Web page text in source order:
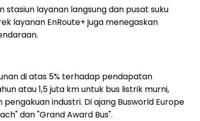
stasiun layanan langsung dan pusat suku
layanan EnRoute+ juga menegaskan
di atas 5% terhadap pendapatan
atau 1,5 juta km untuk bus listrik murni,
industri. Di ajang Busworld Europe
dan "Grand Award Bus".